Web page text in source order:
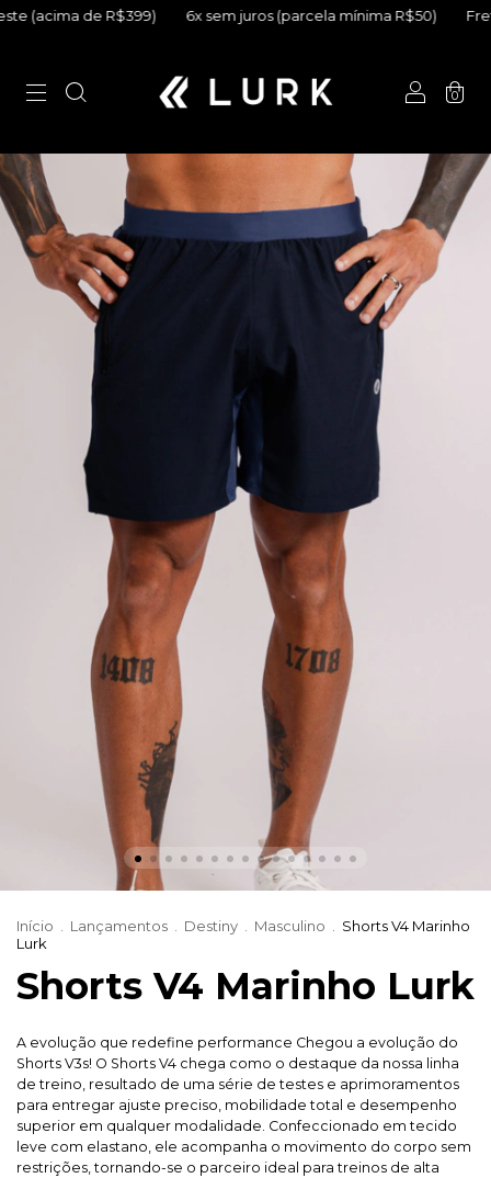
de R$399) 6x sem juros (parcela mínima R$50) Frete
0
Início Lançamentos Destiny Masculino
Shorts V4 Marinho
Lurk
Shorts V4 Marinho Lurk
A evolução que redefine performance Chegou a evolução do
Shorts V3s! O Shorts V4 chega como o destaque da nossa linha
de treino, resultado de uma série de testes e aprimoramentos
para entregar ajuste preciso, mobilidade total e desempenho
superior em qualquer modalidade. Confeccionado em tecido
leve com elastano, ele acompanha o movimento do corpo sem
restrições, tornando-se o parceiro ideal para treinos de alta